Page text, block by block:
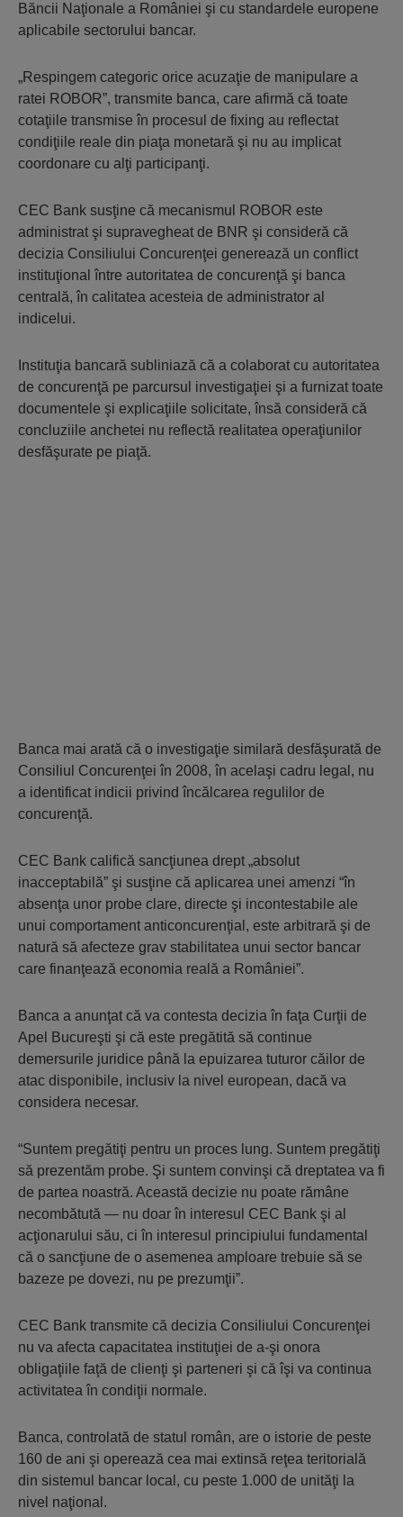
Băncii Naţionale a României şi cu standardele europene
aplicabile sectorului bancar.
„Respingem categoric orice acuzaţie de manipulare a
ratei ROBOR”, transmite banca, care afirmă că toate
cotaţiile transmise în procesul de fixing au reflectat
condiţiile reale din piaţa monetară şi nu au implicat
coordonare cu alţi participanţi.
CEC Bank susţine că mecanismul ROBOR este
administrat şi supravegheat de BNR şi consideră că
decizia Consiliului Concurenţei generează un conflict
instituţional între autoritatea de concurenţă şi banca
centrală, în calitatea acesteia de administrator al
indicelui.
Instituţia bancară subliniază că a colaborat cu autoritatea
de concurenţă pe parcursul investigaţiei şi a furnizat toate
documentele şi explicaţiile solicitate, însă consideră că
concluziile anchetei nu reflectă realitatea operaţiunilor
desfăşurate pe piaţă.
Banca mai arată că o investigaţie similară desfăşurată de
Consiliul Concurenţei în 2008, în acelaşi cadru legal, nu
a identificat indicii privind încălcarea regulilor de
concurenţă.
CEC Bank califică sancţiunea drept „absolut
inacceptabilă” şi susţine că aplicarea unei amenzi “în
absenţa unor probe clare, directe şi incontestabile ale
unui comportament anticoncurenţial, este arbitrară şi de
natură să afecteze grav stabilitatea unui sector bancar
care finanţează economia reală a României”.
Banca a anunţat că va contesta decizia în faţa Curţii de
Apel Bucureşti şi că este pregătită să continue
demersurile juridice până la epuizarea tuturor căilor de
atac disponibile, inclusiv la nivel european, dacă va
considera necesar.
“Suntem pregătiţi pentru un proces lung. Suntem pregătiţi
să prezentăm probe. Şi suntem convinşi că dreptatea va fi
de partea noastră. Această decizie nu poate rămâne
necombătută — nu doar în interesul CEC Bank şi al
acţionarului său, ci în interesul principiului fundamental
că o sancţiune de o asemenea amploare trebuie să se
bazeze pe dovezi, nu pe prezumţii”.
CEC Bank transmite că decizia Consiliului Concurenţei
nu va afecta capacitatea instituţiei de a-şi onora
obligaţiile faţă de clienţi şi parteneri şi că îşi va continua
activitatea în condiţii normale.
Banca, controlată de statul român, are o istorie de peste
160 de ani şi operează cea mai extinsă reţea teritorială
din sistemul bancar local, cu peste 1.000 de unităţi la
nivel naţional.